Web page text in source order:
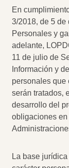
En
3/2018, de 5 de
Personales y
adelante,
11 de julio de
Información y
personales que
serán tratados,
desarrollo del
obligaciones
La base